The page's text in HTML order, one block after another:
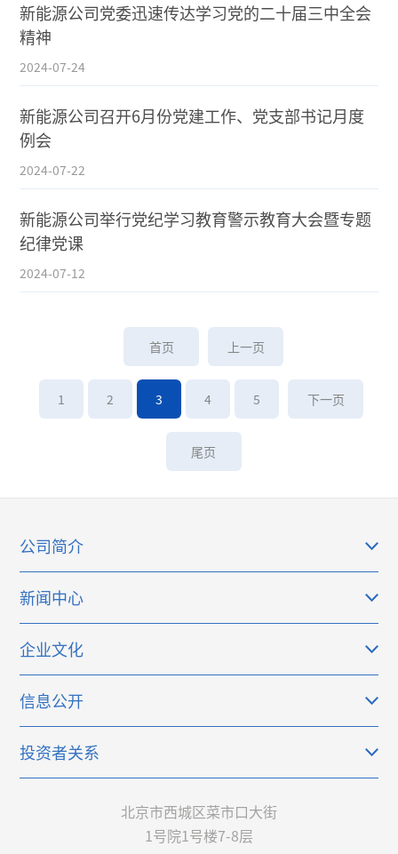
新能源公司党委迅速传达学习党的二十届三中全会
精神
2024-07-24
新能源公司召开6月份党建工作、党支部书记月度
例会
2024-07-22
新能源公司举行党纪学习教育警示教育大会暨专题
纪律党课
2024-07-12
首页 上一页
1 2 3 4 5 下一页
尾页
北京市西城区菜市口大街
1号院1号楼7-8层
公司简介
新闻中心
企业文化
信息公开
投资者关系